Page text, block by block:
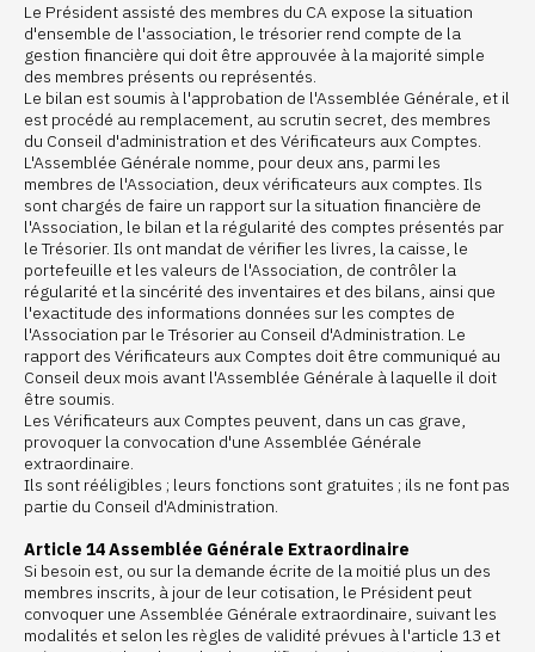
Le Président assisté des membres du CA expose la situation
d'ensemble de l'association, le trésorier rend compte de la
gestion financière qui doit être approuvée à la majorité simple
des membres présents ou représentés.
Le bilan est soumis à l'approbation de l'Assemblée Générale, et il
est procédé au remplacement, au scrutin secret, des membres
du Conseil d'administration et des Vérificateurs aux Comptes.
L'Assemblée Générale nomme, pour deux ans, parmi les
membres de l'Association, deux vérificateurs aux comptes. Ils
sont chargés de faire un rapport sur la situation financière de
l'Association, le bilan et la régularité des comptes présentés par
le Trésorier. Ils ont mandat de vérifier les livres, la caisse, le
portefeuille et les valeurs de l'Association, de contrôler la
régularité et la sincérité des inventaires et des bilans, ainsi que
l'exactitude des informations données sur les comptes de
l'Association par le Trésorier au Conseil d'Administration. Le
rapport des Vérificateurs aux Comptes doit être communiqué au
Conseil deux mois avant l'Assemblée Générale à laquelle il doit
être soumis.
Les Vérificateurs aux Comptes peuvent, dans un cas grave,
provoquer la convocation d'une Assemblée Générale
extraordinaire.
Ils sont rééligibles ; leurs fonctions sont gratuites ; ils ne font pas
partie du Conseil d'Administration.
Article 14 Assemblée Générale Extraordinaire
Si besoin est, ou sur la demande écrite de la moitié plus un des
membres inscrits, à jour de leur cotisation, le Président peut
convoquer une Assemblée Générale extraordinaire, suivant les
modalités et selon les règles de validité prévues à l'article 13 et